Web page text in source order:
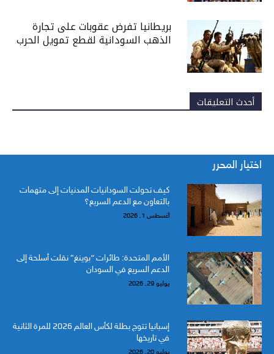
بريطانيا تفرض عقوبات على تجارة
الذهب السودانية لقطع تمويل الحرب
أحدث التعليقات
اختيار المحرر
كيف تحولت السودانيات المدنيات إلى متهمات
بالتعاون مع الدعم السريع؟
أغسطس 1, 2026
الأمم المتحدة: طائرات “بوينغ” نقلت أسلحة إلى
الدعم السريع في السودان
يوليو 29, 2026
إسبانيا تتوج بطلة لكأس العالم 2026 للمرة الثانية
في تاريخها
يوليو 20, 2026